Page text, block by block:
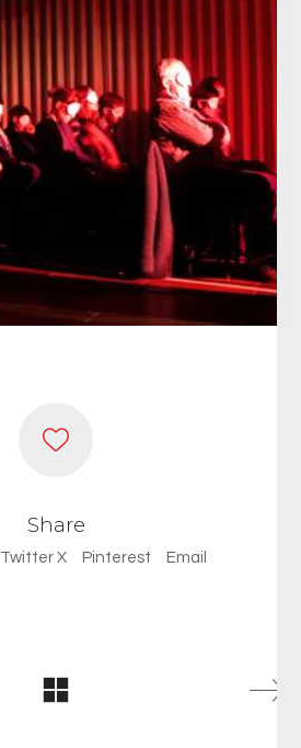
Share
Twitter X Pinterest Email